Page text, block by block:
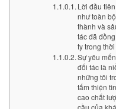
Lời đầu
như toàn
thành và
tác đã
ty trong
Sự yêu
đối tác là
những tôi
tấm thiện
cao chất
cầu của